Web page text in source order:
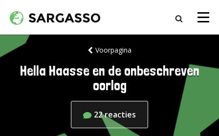
Voorpagina
Hella Haasse en de onbeschreven
oorlog
22reacties